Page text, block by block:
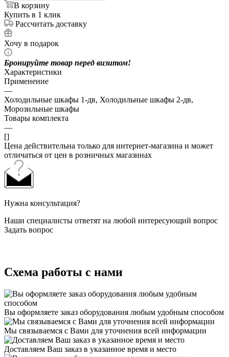
В корзину
Купить в 1 клик
Рассчитать доставку
Хочу в подарок
Бронируйте товар перед визитом!
Характеристики
Применение
—
Холодильные шкафы 1-дв, Холодильные шкафы 2-дв,
Морозильные шкафы
Товары комплекта
—
[]
Цена действительна только для интернет-магазина и может
отличаться от цен в розничных магазинах
Нужна консультация?
Наши специалисты ответят на любой интересующий вопрос
Задать вопрос
Схема работы с нами
Вы оформляете заказ оборудования любым удобным способом
Мы связываемся с Вами для уточнения всей информации
Доставляем Ваш заказ в указанное время и место